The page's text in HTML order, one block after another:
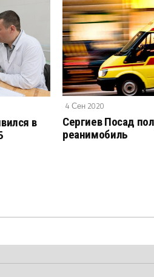
в
4 Сен 2020
Сергиев Посад
реанимобиль